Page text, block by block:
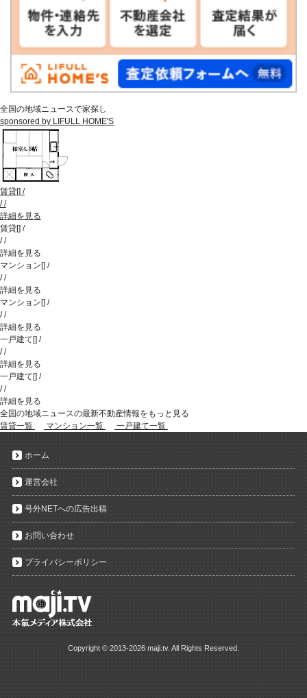
全国の地域ニュースで家探し
sponsored by LIFULL HOME'S
賃貸[] /
//
詳細を見る
賃貸[] /
//
詳細を見る
マンション [] /
//
詳細を見る
マンション [] /
//
詳細を見る
一戸建て [] /
//
詳細を見る
一戸建て [] /
//
詳細を見る
全国の地域ニュースの最新不動産情報をもっと見る
賃貸一覧
マンション一覧 一戸建て一覧
ホーム
運営会社
号外NETへの広告出稿
お問い合わせ
プライバシーポリシー
Copyright © 2013-2026 maji.tv. All Rights Reserved.